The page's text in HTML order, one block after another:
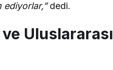
ediyorlar,”dedi.
Uluslararası